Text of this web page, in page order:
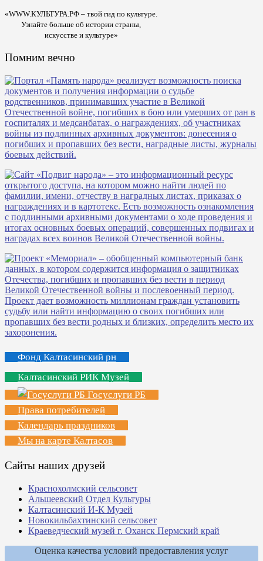
«WWW.КУЛЬТУРА.РФ – твой гид по культуре.
Узнайте больше об истории страны,
искусстве и культуре»
Помним вечно
Фонд Калтасинский рн
Калтасинский РИК Музей
Госуслуги РБ
Права потребителей
Календарь праздников
Мы на карте Калтасов
Сайты наших друзей
Краснохолмский сельсовет
Альшеевский Отдел Культуры
Калтасинский И-К Музей
Новокильбахтинский сельсовет
Краеведческий музей г. Оханск Пермский край
Оценка качества условий предоставления услуг